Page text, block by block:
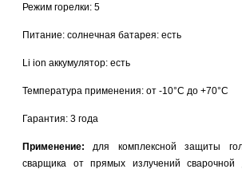
Режим горелки: 5
Питание: солнечная батарея: есть
Li ion аккумулятор: есть
Температура применения: от -10°С до +70°С
Гарантия: 3 года
Применение: для комплексной защиты
сварщика от прямых излучений сварочной